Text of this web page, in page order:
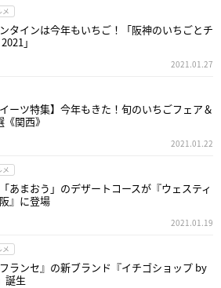
メ
タインは今年もいちご！「阪神のいちごとチ
」
2021.01.27
イーツ特集】今年もきた！旬のいちごフェア＆
関西》
2021.01.22
メ
あまおう」のデザートコースが『ウェスティ
』に登場
2021.01.19
メ
フランセ』の新ブランド『イチゴショップ by
誕生